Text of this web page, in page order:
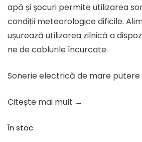
apă și șocuri permite utilizarea
condiții meteorologice dificile.
ușurează utilizarea zilnică a
ne de cablurile încurcate.
Sonerie electrică de mare
Citește mai mult →
În stoc